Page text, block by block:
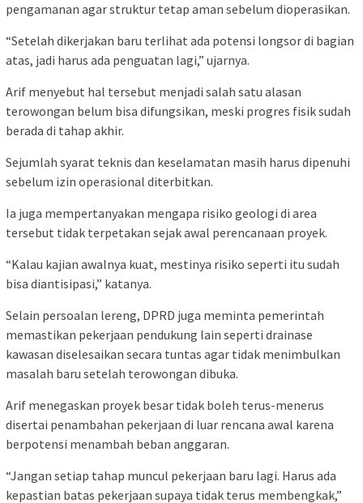
pengamanan agar struktur tetap aman sebelum dioperasikan.
“Setelah dikerjakan baru terlihat ada potensi longsor di bagian
atas, jadi harus ada penguatan lagi,” ujarnya.
Arif menyebut hal tersebut menjadi salah satu alasan
terowongan belum bisa difungsikan, meski progres fisik sudah
berada di tahap akhir.
Sejumlah syarat teknis dan keselamatan masih harus dipenuhi
sebelum izin operasional diterbitkan.
Ia juga mempertanyakan mengapa risiko geologi di area
tersebut tidak terpetakan sejak awal perencanaan proyek.
“Kalau kajian awalnya kuat, mestinya risiko seperti itu sudah
bisa diantisipasi,” katanya.
Selain persoalan lereng, DPRD juga meminta pemerintah
memastikan pekerjaan pendukung lain seperti drainase
kawasan diselesaikan secara tuntas agar tidak menimbulkan
masalah baru setelah terowongan dibuka.
Arif menegaskan proyek besar tidak boleh terus-menerus
disertai penambahan pekerjaan di luar rencana awal karena
berpotensi menambah beban anggaran.
“Jangan setiap tahap muncul pekerjaan baru lagi. Harus ada
kepastian batas pekerjaan supaya tidak terus membengkak,”